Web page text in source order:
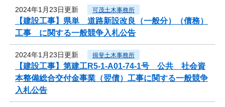
2024年1月23日更新 可茂土木事務所
【建設工事】県単 道路新設改良（一般分）（債務）
工事 に関する一般競争入札公告
2024年1月23日更新 揖斐土木事務所
【建設工事】第建工R5-1-A01-74-1号 公共 社会資
本整備総合交付金事業（翌債）工事に関する一般競争
入札公告